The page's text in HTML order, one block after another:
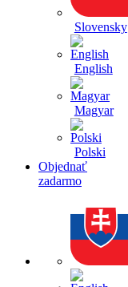
Slovensky
English
Magyar
Polski
Objednať
zadarmo